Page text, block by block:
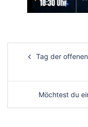
navigation
Tag der
Möchtest du